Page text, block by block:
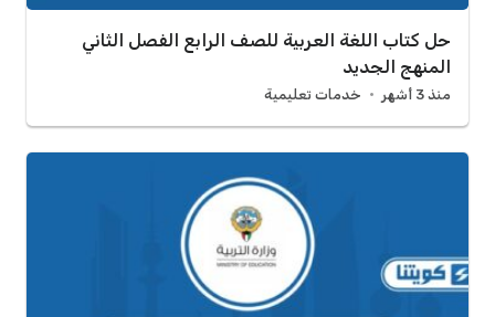
حل كتاب اللغة العربية للصف الرابع الفصل الثاني
المنهج الجديد
منذ 3 أشهر خدمات تعليمية